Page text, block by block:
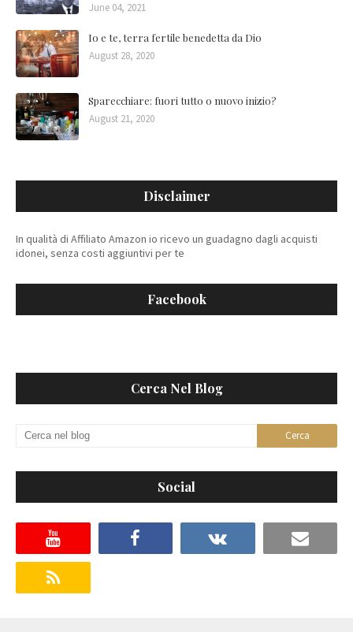
June 04, 2021
Io e te, terra fertile benedetta da Dio
August 28, 2020
Sparecchiare: fuori tutto o nuovo inizio?
August 21, 2020
Disclaimer
In qualità di Affiliato Amazon io ricevo un guadagno dagli acquisti
idonei, senza costi aggiuntivi per te
Facebook
Cerca Nel Blog
Social